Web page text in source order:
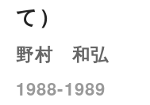
て）
野村 和弘
1988-1989